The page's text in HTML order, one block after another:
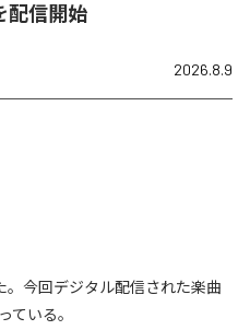
配信開始
2026.8.9
。今回デジタル配信された楽曲
ている。